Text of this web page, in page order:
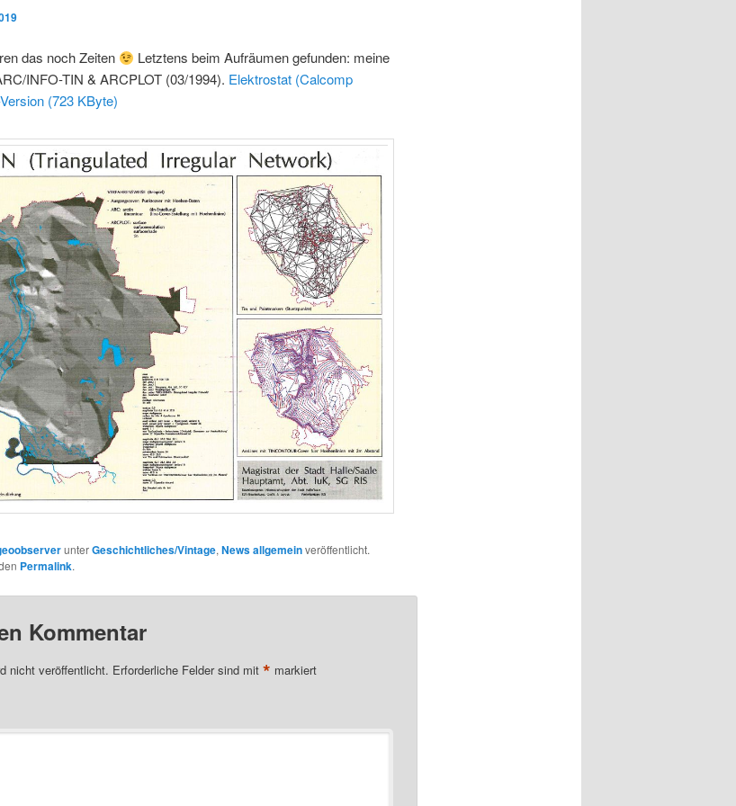
das noch Zeiten
Letztens beim Aufräumen gefunden: meine
INFO-TIN & ARCPLOT (03/1994). Elektrostat (Calcomp
(723 KByte)
unterGeschichtliches/Vintage, News allgemeinveröffentlicht.
Permalink.
Kommentar
nicht veröffentlicht. Erforderliche Felder sind mit * markiert